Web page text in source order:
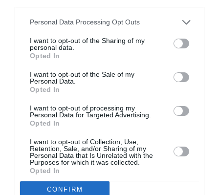
Personal Data Processing Opt Outs
I want to opt-out of the Sharing of my
personal data.
Opted In
I want to opt-out of the Sale of my
Personal Data.
Opted In
I want to opt-out of processing my
Personal Data for Targeted Advertising.
Opted In
I want to opt-out of Collection, Use,
Retention, Sale, and/or Sharing of my
Personal Data that Is Unrelated with the
Purposes for which it was collected.
Opted In
CONFIRM
Φωτογραφίες: Ελίνα Γιουνανλή
Διάρκεια:60 λεπτά
Εθνικό Θέατρο: Γνωριμία με αρχαία θέατρα της Ελλάδας με
Ταυτότητα Εκδήλωσης
Ημερομηνία:
18/07/2024
19:30